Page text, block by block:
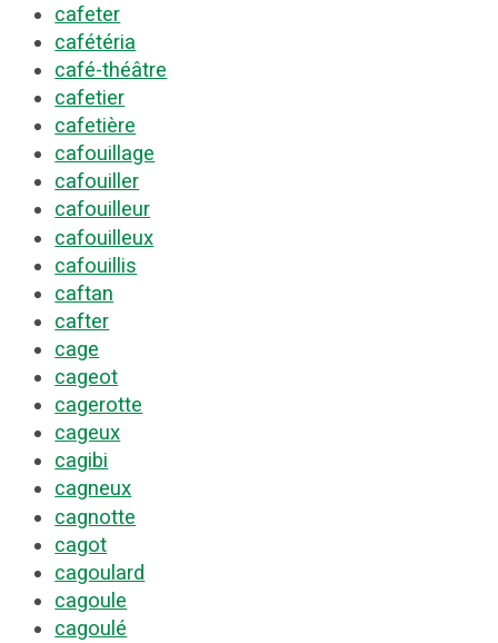
cafeter
cafétéria
café-théâtre
cafetier
cafetière
cafouillage
cafouiller
cafouilleur
cafouilleux
cafouillis
caftan
cafter
cage
cageot
cagerotte
cageux
cagibi
cagneux
cagnotte
cagot
cagoulard
cagoule
cagoulé